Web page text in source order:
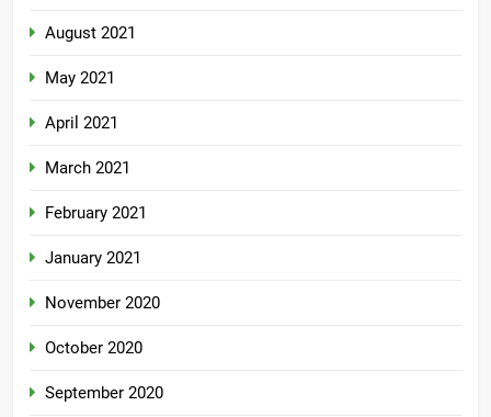
August 2021
May 2021
April 2021
March 2021
February 2021
January 2021
November 2020
October 2020
September 2020